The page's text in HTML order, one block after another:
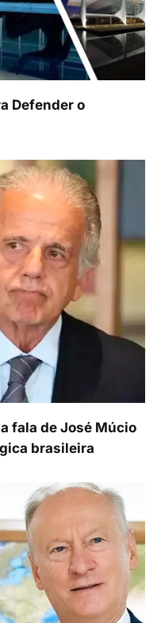
Defender o
fala de José Múcio
brasileira